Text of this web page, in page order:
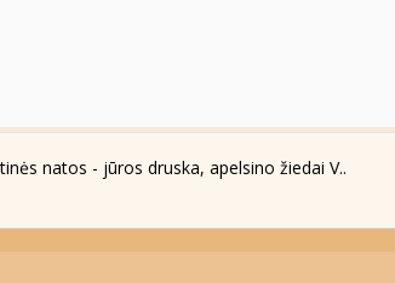
natos - jūros druska, apelsino žiedai V..